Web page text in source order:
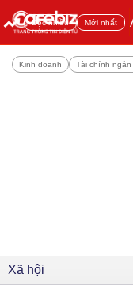
Đọc nhiều Mới nhất
Kinh doanh Tài chính ngân
Xã hội